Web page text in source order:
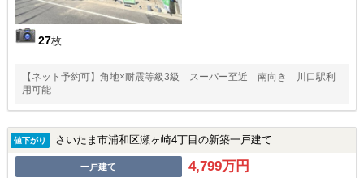
27枚
【ネット予約可】角地×耐震等級3級 スーパー至近 南向き 川口駅利
用可能
値下がり さいたま市浦和区瀬ヶ崎4丁目の新築一戸建て
一戸建て 4,799万円